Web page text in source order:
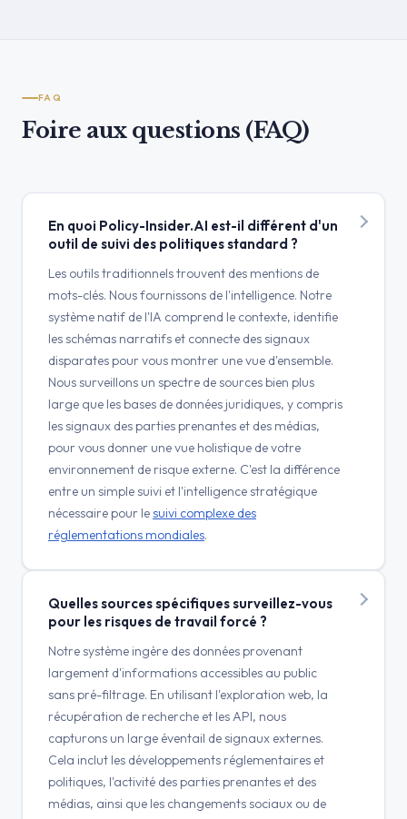
FAQ
Foire aux questions (FAQ)
En quoi Policy-Insider.AI est-il différent d'un
outil de suivi des politiques standard ?
Les outils traditionnels trouvent des mentions de
mots-clés. Nous fournissons de l'intelligence. Notre
système natif de l'IA comprend le contexte, identifie
les schémas narratifs et connecte des signaux
disparates pour vous montrer une vue d'ensemble.
Nous surveillons un spectre de sources bien plus
large que les bases de données juridiques, y compris
les signaux des parties prenantes et des médias,
pour vous donner une vue holistique de votre
environnement de risque externe. C'est la différence
entre un simple suivi et l'intelligence stratégique
nécessaire pour lesuivi complexe des
réglementations mondiales.
Quelles sources spécifiques surveillez-vous
pour les risques de travail forcé ?
Notre système ingère des données provenant
largement d'informations accessibles au public
sans pré-filtrage. En utilisant l'exploration web, la
récupération de recherche et les API, nous
capturons un large éventail de signaux externes.
Cela inclut les développements réglementaires et
politiques, l'activité des parties prenantes et des
médias, ainsi que les changements sociaux ou de